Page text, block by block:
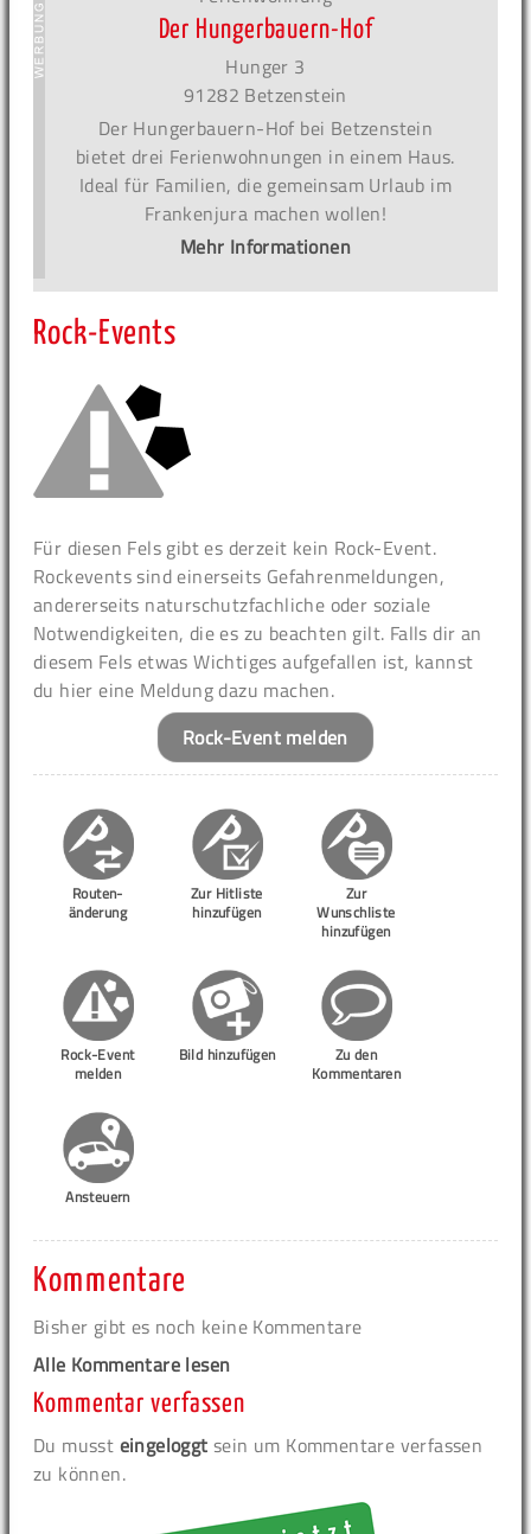
Der Hungerbauern-Hof
Hunger 3
91282 Betzenstein
Der Hungerbauern-Hof bei Betzenstein
bietet drei Ferienwohnungen in einem Haus.
Ideal für Familien, die gemeinsam Urlaub im
Frankenjura machen wollen!
Mehr Informationen
Rock-Events
Für diesen Fels gibt es derzeit kein Rock-Event.
Rockevents sind einerseits Gefahrenmeldungen,
andererseits naturschutzfachliche oder soziale
Notwendigkeiten, die es zu beachten gilt. Falls dir an
diesem Fels etwas Wichtiges aufgefallen ist, kannst
du hier eine Meldung dazu machen.
Rock-Event melden
Routen-
änderung
Zur Hitliste
hinzufügen
Zur
Wunschliste
hinzufügen
Rock-Event
melden
Bild hinzufügen
Zu den
Kommentaren
Ansteuern
Kommentare
Bisher gibt es noch keine Kommentare
Alle Kommentare lesen
Kommentar verfassen
Du musst eingeloggt sein um Kommentare verfassen
zu können.